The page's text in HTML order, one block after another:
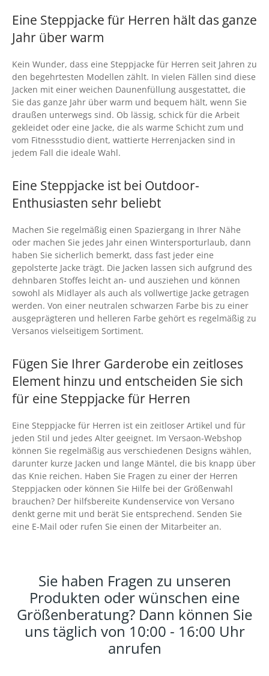
Eine Steppjacke für Herren hält das ganze
Jahr über warm
Kein Wunder, dass eine Steppjacke für Herren seit Jahren zu
den begehrtesten Modellen zählt. In vielen Fällen sind diese
Jacken mit einer weichen Daunenfüllung ausgestattet, die
Sie das ganze Jahr über warm und bequem hält, wenn Sie
draußen unterwegs sind. Ob lässig, schick für die Arbeit
gekleidet oder eine Jacke, die als warme Schicht zum und
vom Fitnessstudio dient, wattierte Herrenjacken sind in
jedem Fall die ideale Wahl.
Eine Steppjacke ist bei Outdoor-
Enthusiasten sehr beliebt
Machen Sie regelmäßig einen Spaziergang in Ihrer Nähe
oder machen Sie jedes Jahr einen Wintersporturlaub, dann
haben Sie sicherlich bemerkt, dass fast jeder eine
gepolsterte Jacke trägt. Die Jacken lassen sich aufgrund des
dehnbaren Stoffes leicht an- und ausziehen und können
sowohl als Midlayer als auch als vollwertige Jacke getragen
werden. Von einer neutralen schwarzen Farbe bis zu einer
ausgeprägteren und helleren Farbe gehört es regelmäßig zu
Versanos vielseitigem Sortiment.
Fügen Sie Ihrer Garderobe ein zeitloses
Element hinzu und entscheiden Sie sich
für eine Steppjacke für Herren
Eine Steppjacke für Herren ist ein zeitloser Artikel und für
jeden Stil und jedes Alter geeignet. Im Versaon-Webshop
können Sie regelmäßig aus verschiedenen Designs wählen,
darunter kurze Jacken und lange Mäntel, die bis knapp über
das Knie reichen. Haben Sie Fragen zu einer der Herren
Steppjacken oder können Sie Hilfe bei der Größenwahl
brauchen? Der hilfsbereite Kundenservice von Versano
denkt gerne mit und berät Sie entsprechend. Senden Sie
eine E-Mail oder rufen Sie einen der Mitarbeiter an.
Sie haben Fragen zu unseren
Produkten oder wünschen eine
Größenberatung? Dann können Sie
uns täglich von 10:00 - 16:00 Uhr
anrufen